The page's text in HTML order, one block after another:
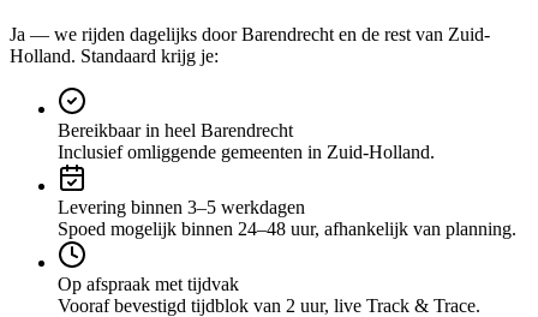
Ja — we rijden dagelijks doorBarendrecht en de rest van Zuid-
Holland. Standaard krijg je:
Bereikbaar in heel Barendrecht
Inclusief omliggende gemeenten in Zuid-Holland.
Levering binnen 3–5 werkdagen
Spoed mogelijk binnen 24–48 uur, afhankelijk van planning.
Op afspraak met tijdvak
Vooraf bevestigd tijdblok van 2 uur, live Track & Trace.